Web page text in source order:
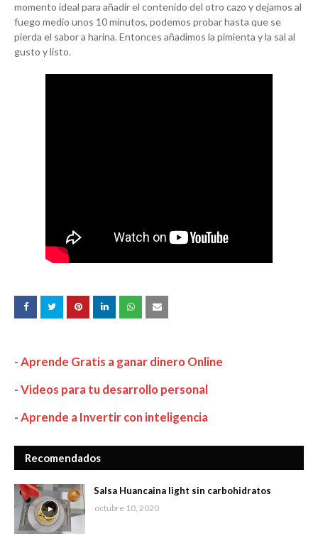
momento ideal para añadir el contenido del otro cazo y dejamos al
fuego medio unos 10 minutos, podemos probar hasta que se
pierda el sabor a harina. Entonces añadimos la pimienta y la sal al
gusto y listo.
-Aprende Gratis a ganar dinero Online
-Videos para tu desarrollo personal
-Aprende a Invertir con inteligencia
Recomendados
Salsa Huancaina light sin carbohidratos
octubre 10, 2020